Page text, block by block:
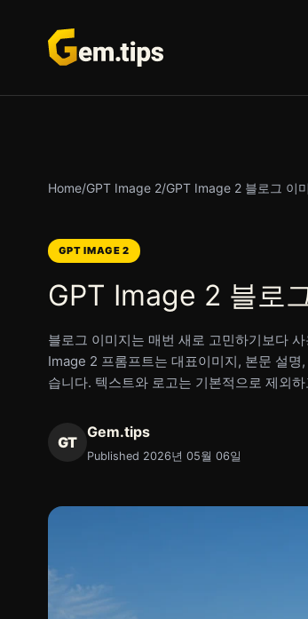
건
Home/GPT Image 2/GPT Image 2 블로그 이
GPT IMAGE 2
GPT Image 2 블로
블로그 이미지는 매번 새로 고민하기보다
Image 2 프롬프트는 대표이미지, 본문 설
습니다. 텍스트와 로고는 기본적으로 제외
GT
Gem.tips
Published 2026년 05월 06일